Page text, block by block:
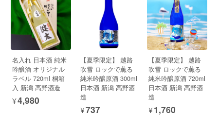
名入れ 日本酒 純米
吟醸酒 オリジナル
ラベル 720ml 桐箱
入 新潟 高野酒造
¥4,980
【夏季限定】 越路
吹雪 ロックで薫る
純米吟醸原酒 300ml
日本酒 新潟 高野酒
造
¥737
【夏季限定】 越路
吹雪 ロックで薫る
純米吟醸原酒 720ml
日本酒 新潟 高野酒
造
¥1,760